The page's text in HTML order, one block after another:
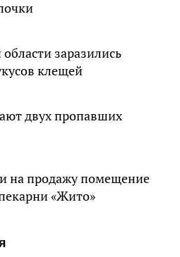
заразились
клещей
двух пропавших
на продажу помещение
«Жито»